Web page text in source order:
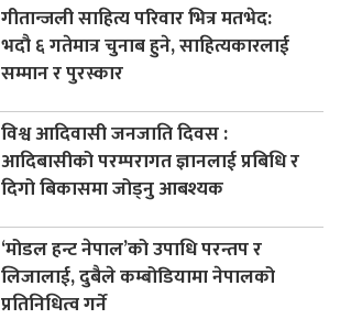
गीतान्जली साहित्य परिवार भित्र मतभेद:
भदौ ६ गतेमात्र चुनाब हुने, साहित्यकारलाई
सम्मान र पुरस्कार
विश्व आदिवासी जनजाति दिवस :
आदिबासीको परम्परागत ज्ञानलाई प्रबिधि र
दिगो बिकासमा जोड्नु आबश्यक
‘मोडल हन्ट नेपाल’को उपाधि परन्तप र
लिजालाई, दुबैले कम्बोडियामा नेपालको
प्रतिनिधित्व गर्ने